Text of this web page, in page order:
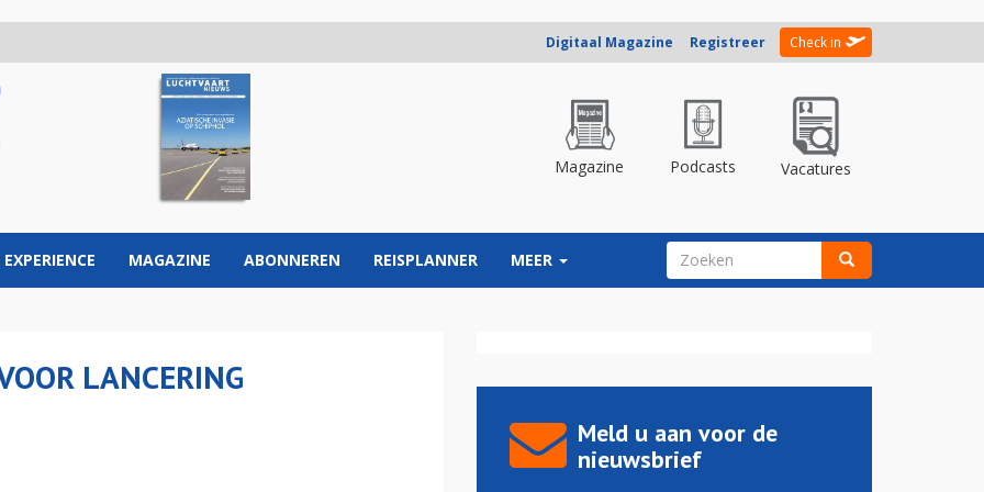
Digitaal Magazine Registreer Check in
Magazine Podcasts Vacatures
EXPERIENCE MAGAZINE ABONNEREN REISPLANNER MEER ZOEKVELD
LANCERING
Meld u aan voor de
nieuwsbrief